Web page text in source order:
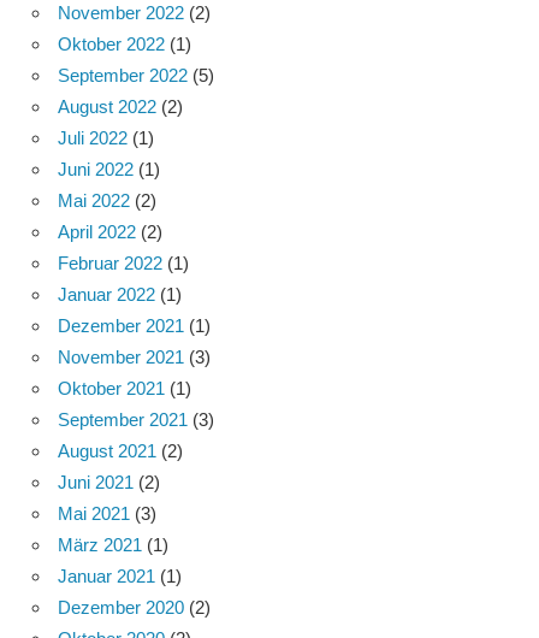
November 2022 (2)
Oktober 2022 (1)
September 2022 (5)
August 2022 (2)
Juli 2022 (1)
Juni 2022 (1)
Mai 2022 (2)
April 2022 (2)
Februar 2022 (1)
Januar 2022 (1)
Dezember 2021 (1)
November 2021 (3)
Oktober 2021 (1)
September 2021 (3)
August 2021 (2)
Juni 2021 (2)
Mai 2021 (3)
März 2021 (1)
Januar 2021 (1)
Dezember 2020 (2)